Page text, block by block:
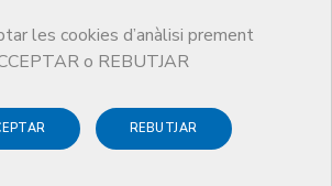
les cookies d’anàlisi prement
o REBUTJAR
REBUTJAR